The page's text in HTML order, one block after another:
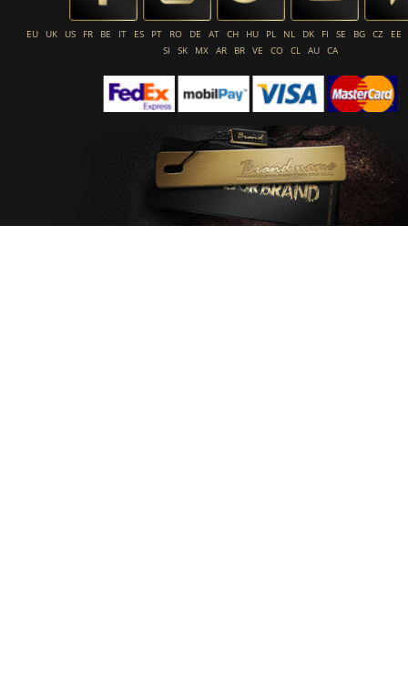
EU UK US FR BE IT ES PT RO DE AT CH HU PL NL DK FI SE BG CZ
EE
SI
SK MX AR BR VE CO CL AU CA